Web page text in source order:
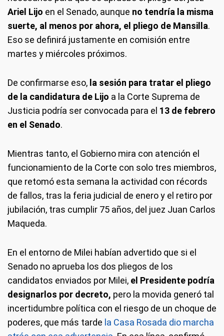
Ariel Lijo en el Senado, aunque no tendría la misma
suerte, al menos por ahora, el pliego de Mansilla.
Eso se definirá justamente en comisión entre
martes y miércoles próximos.
De confirmarse eso, la sesión para tratar el pliego
de la candidatura de Lijo a la Corte Suprema de
Justicia podría ser convocada para el 13 de febrero
en el Senado.
Mientras tanto, el Gobierno mira con atención el
funcionamiento de la Corte con solo tres miembros,
que retomó esta semana la actividad con récords
de fallos, tras la feria judicial de enero y el retiro por
jubilación, tras cumplir 75 años, del juez Juan Carlos
Maqueda.
En el entorno de Milei habían advertido que si el
Senado no aprueba los dos pliegos de los
candidatos enviados por Milei, el Presidente podría
designarlos por decreto, pero la movida generó tal
incertidumbre política con el riesgo de un choque de
poderes, que más tarde la Casa Rosada dio marcha